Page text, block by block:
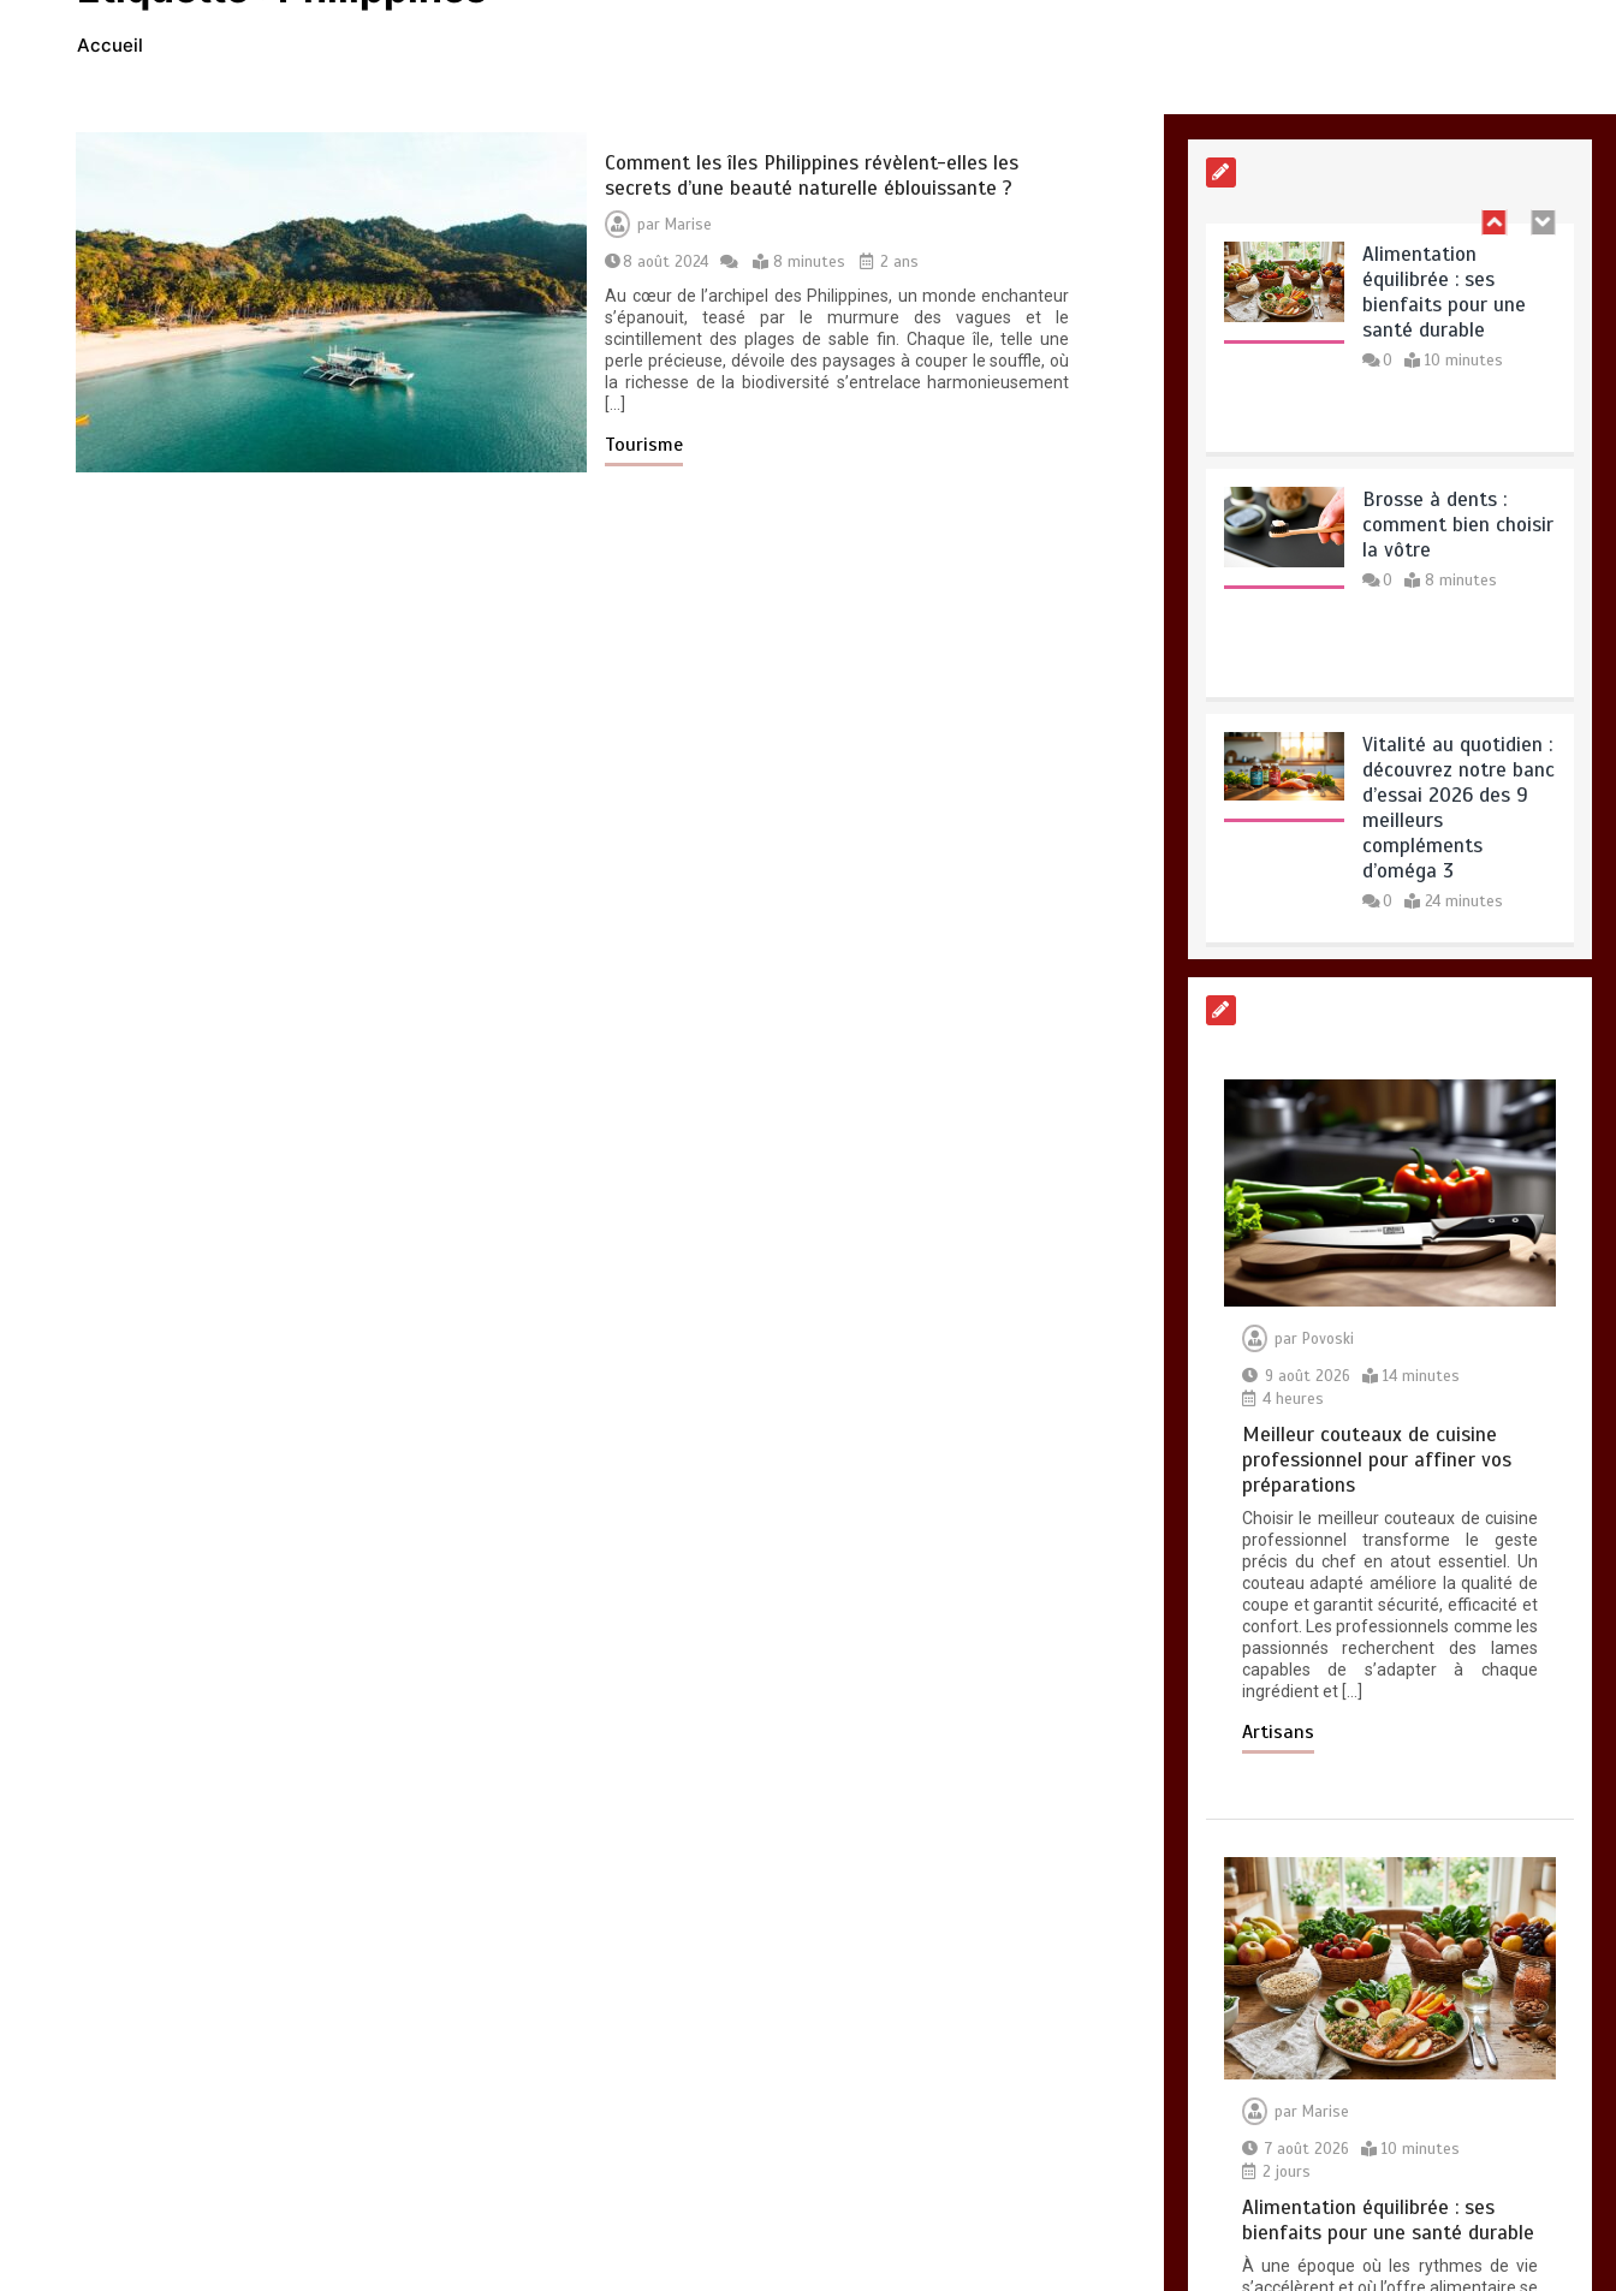
Accueil
Comment les îles Philippines révèlent-elles les
secrets d’une beauté naturelle éblouissante ?
parMarise
8 août 2024
8 minutes
2 ans
Au cœur de l’archipel des Philippines, un monde enchanteur
s’épanouit, teasé par le murmure des vagues et le
scintillement des plages de sable fin. Chaque île, telle une
perle précieuse, dévoile des paysages à couper le souffle, où
la richesse de la biodiversité s’entrelace harmonieusement
[…]
Tourisme
14 minutes
Alimentation
équilibrée : ses
bienfaits pour une
santé durable
0 10 minutes
Brosse à dents :
comment bien choisir
la vôtre
0 8 minutes
Vitalité au quotidien :
découvrez notre banc
d’essai 2026 des 9
meilleurs
compléments
d’oméga 3
0 24 minutes
14 minutes
Alimentation
équilibrée : ses
bienfaits pour une
santé durable
comment bien choisir
la vôtre
0 8 minutes
par Povoski
9 août 2026
14 minutes
4 heures
Meilleur couteaux de cuisine
professionnel pour affiner vos
préparations
Choisir le meilleur couteaux de cuisine
professionnel transforme le geste
précis du chef en atout essentiel. Un
couteau adapté améliore la qualité de
coupe et garantit sécurité, efficacité et
confort. Les professionnels comme les
passionnés recherchent des lames
capables de s’adapter à chaque
ingrédient et […]
Artisans
par Marise
7 août 2026
10 minutes
2 jours
Alimentation équilibrée : ses
bienfaits pour une santé durable
À une époque où les rythmes de vie
s’accélèrent et où l’offre alimentaire se